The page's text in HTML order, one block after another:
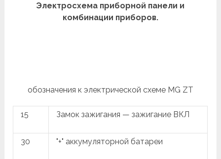
Электросхема приборной панели и
комбинации приборов.
обозначения к электрической схеме MG ZT
15 Замок зажигания — зажигание ВКЛ
30 "+" аккумуляторной батареи